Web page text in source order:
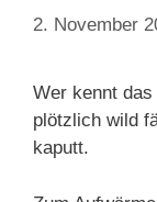
2. November
Wer kennt
plötzlich wild
kaputt.